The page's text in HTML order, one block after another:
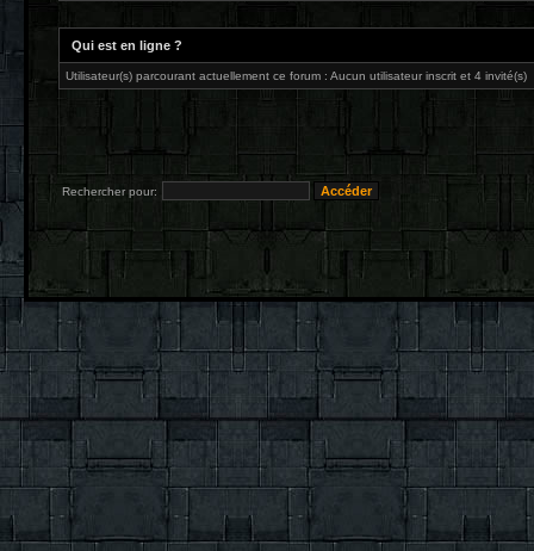
Qui est en ligne ?
Utilisateur(s) parcourant actuellement ce forum : Aucun utilisateur inscrit et 4 invité(s)
Rechercher pour: